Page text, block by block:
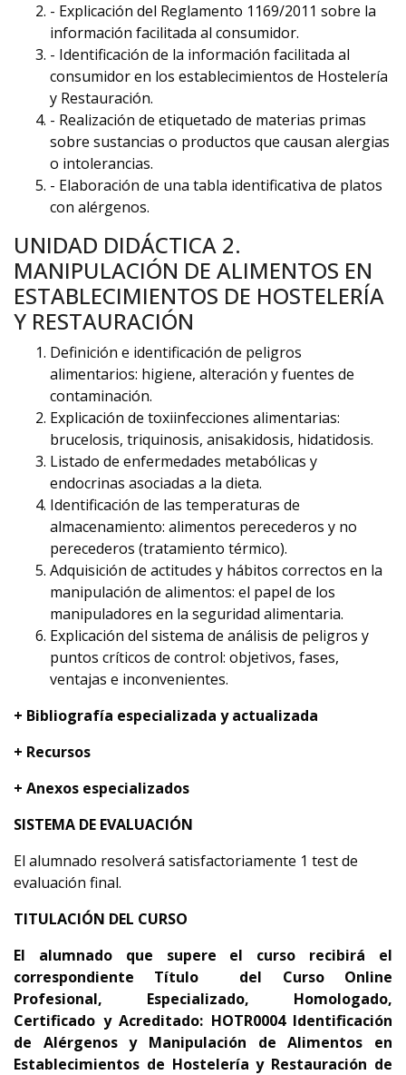
- Explicación del Reglamento 1169/2011 sobre la
información facilitada al consumidor.
- Identificación de la información facilitada al
consumidor en los establecimientos de Hostelería
y Restauración.
- Realización de etiquetado de materias primas
sobre sustancias o productos que causan alergias
o intolerancias.
- Elaboración de una tabla identificativa de platos
con alérgenos.
UNIDAD DIDÁCTICA 2.
MANIPULACIÓN DE ALIMENTOS EN
ESTABLECIMIENTOS DE HOSTELERÍA
Y RESTAURACIÓN
Definición e identificación de peligros
alimentarios: higiene, alteración y fuentes de
contaminación.
Explicación de toxiinfecciones alimentarias:
brucelosis, triquinosis, anisakidosis, hidatidosis.
Listado de enfermedades metabólicas y
endocrinas asociadas a la dieta.
Identificación de las temperaturas de
almacenamiento: alimentos perecederos y no
perecederos (tratamiento térmico).
Adquisición de actitudes y hábitos correctos en la
manipulación de alimentos: el papel de los
manipuladores en la seguridad alimentaria.
Explicación del sistema de análisis de peligros y
puntos críticos de control: objetivos, fases,
ventajas e inconvenientes.
+ Bibliografía especializada y actualizada
+ Recursos
+ Anexos especializados
SISTEMA DE EVALUACIÓN
El alumnado resolverá satisfactoriamente 1 test de
evaluación final.
TITULACIÓN DEL CURSO
El alumnado que supere el curso recibirá el
correspondiente Título del Curso Online
Profesional, Especializado, Homologado,
Certificado y Acreditado: HOTR0004 Identificación
de Alérgenos y Manipulación de Alimentos en
Establecimientos de Hostelería y Restauración de